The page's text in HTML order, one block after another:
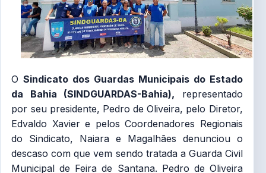
OSindicato dos Guardas Municipais do Estado
da Bahia (SINDGUARDAS-Bahia), representado
por seu presidente, Pedro de Oliveira, pelo Diretor,
Edvaldo Xavier e pelos Coordenadores Regionais
do Sindicato, Naiara e Magalhães denunciou o
descaso com que vem sendo tratada a Guarda Civil
Municipal de Feira de Santana. Pedro de Oliveira